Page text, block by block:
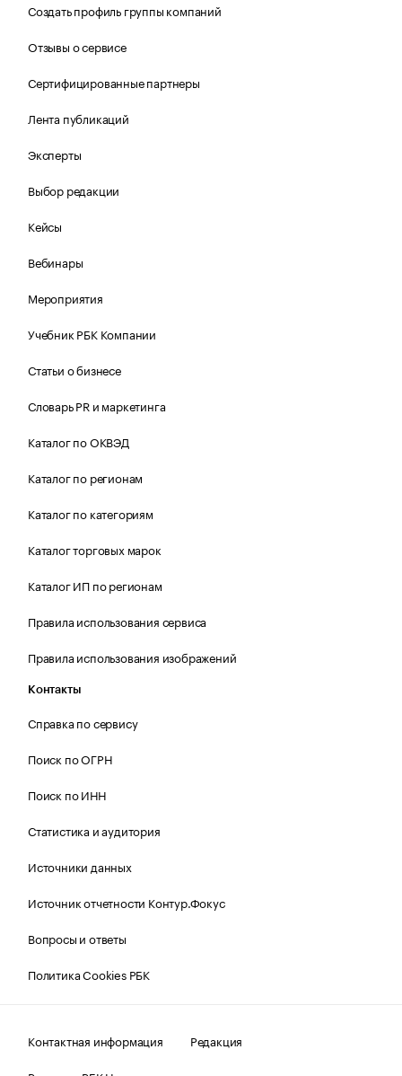
Создать профиль группы компаний
Отзывы о сервисе
Сертифицированные партнеры
Лента публикаций
Эксперты
Выбор редакции
Кейсы
Вебинары
Мероприятия
Учебник РБК Компании
Статьи о бизнесе
Словарь PR и маркетинга
Каталог по ОКВЭД
Каталог по регионам
Каталог по категориям
Каталог торговых марок
Каталог ИП по регионам
Правила использования сервиса
Правила использования изображений
Контакты
Справка по сервису
Поиск по ОГРН
Поиск по ИНН
Статистика и аудитория
Источники данных
Источник отчетности Контур.Фокус
Вопросы и ответы
Политика Cookies РБК
Контактная информация
Редакция